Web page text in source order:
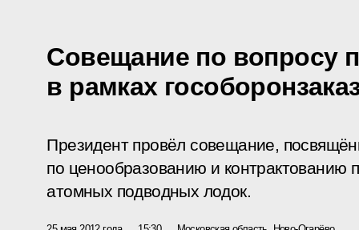
Совещание по вопросу
в рамках
Президент провёл совещание,
по ценообразованию и контрактованию
атомных подводных лодок.